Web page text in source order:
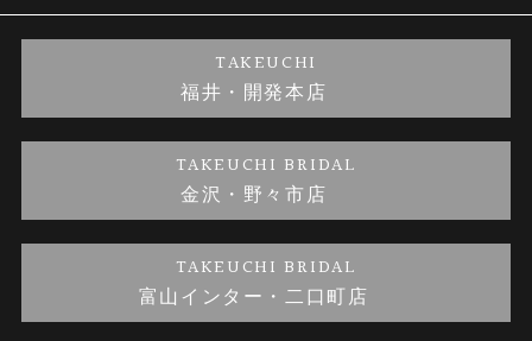
婚約ネックレス
金・プラチナのお取引
ブランドリスト
金澤指輪工房｜手作りペアリング
金澤指輪工房｜手作り結婚指輪 and 婚約指輪
金澤指輪工房｜手作り婚約指輪プロポーズプラン
お客様の声
プライバシーポリシー
TAKEUCHI
福井・開発本店
TAKEUCHI BRIDAL
金沢・野々市店
TAKEUCHI BRIDAL
富山インター・二口町店